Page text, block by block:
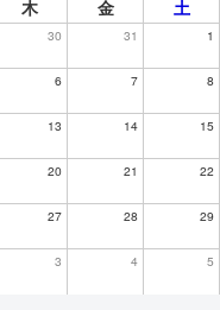
木 金 土
30 31 1
6 7 8
13 14 15
20 21 22
27 28 29
3 4 5